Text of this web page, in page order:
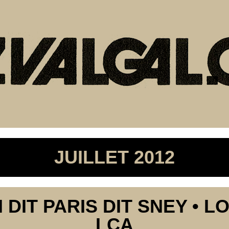
JUILLET 2012
DIT PARIS DIT SNEY •
LCA